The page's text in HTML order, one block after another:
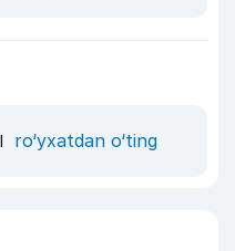
ro‘yxatdan o‘ting